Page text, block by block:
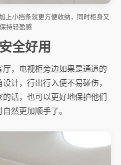
上小挡条就更方便收纳，同时柜身又
持轻盈感
全好用
，电视柜旁边如果是通道的
计，行出行入便不易碰伤，
话，也可以更好地保护他们
然更加顺手了。